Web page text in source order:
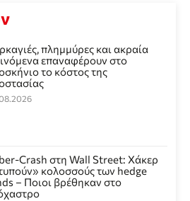
πλημμύρες και ακραία
επαναφέρουν στο
το κόστος της
Crash στη Wall Street: Χάκερ
κολοσσούς των hedge
– Ποιοι βρέθηκαν στο